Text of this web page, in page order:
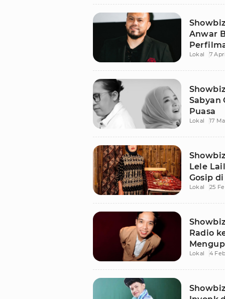
Anwar
Lokal 7
Sabyan
Puasa
Lokal 17
Lele
Gosip
Jenazah
Lokal 25
Radio
Impian
Lokal 4